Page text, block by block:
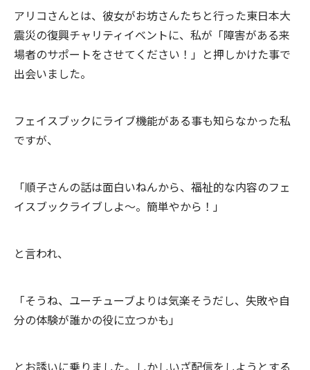
アリコさんとは、彼女がお坊さんたちと行った東日本大
震災の復興チャリティイベントに、私が「障害がある来
場者のサポートをさせてください！」と押しかけた事で
出会いました。
フェイスブックにライブ機能がある事も知らなかった私
ですが、
「順子さんの話は面白いねんから、福祉的な内容のフェ
イスブックライブしよ～。簡単やから！」
と言われ、
「そうね、ユーチューブよりは気楽そうだし、失敗や自
分の体験が誰かの役に立つかも」
とお誘いに乗りました。しかしいざ配信をしようとする